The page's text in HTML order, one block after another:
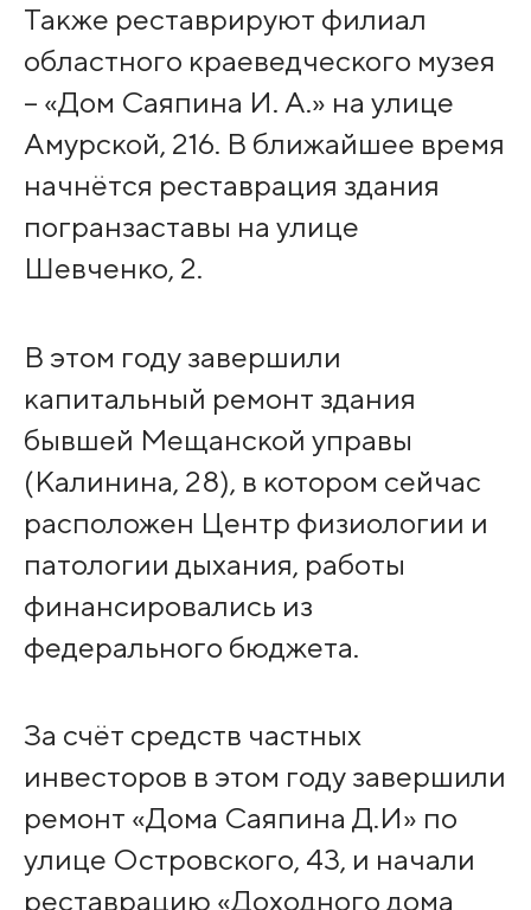
Также реставрируют филиал
областного краеведческого музея
– «Дом Саяпина И. А.» на улице
Амурской, 216. В ближайшее время
начнётся реставрация здания
погранзаставы на улице
Шевченко, 2.
В этом году завершили
капитальный ремонт здания
бывшей Мещанской управы
(Калинина, 28), в котором сейчас
расположен Центр физиологии и
патологии дыхания, работы
финансировались из
федерального бюджета.
За счёт средств частных
инвесторов в этом году завершили
ремонт «Дома Саяпина Д.И» по
улице Островского, 43, и начали
реставрацию «Доходного дома